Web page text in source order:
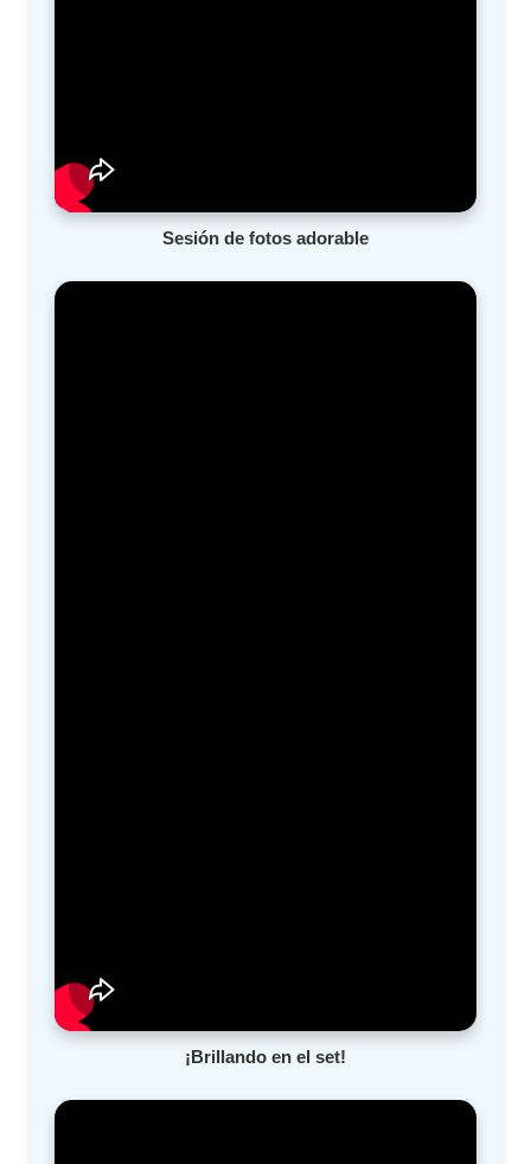
Sesión de fotos adorable
¡Brillando en el set!